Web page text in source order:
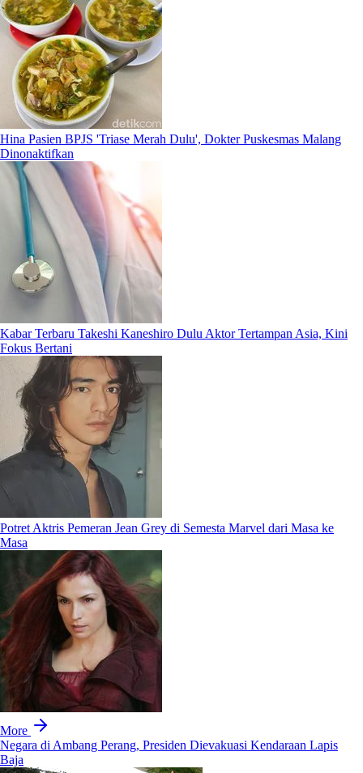
Hina Pasien BPJS 'Triase Merah Dulu', Dokter Puskesmas Malang
Dinonaktifkan
Kabar Terbaru Takeshi Kaneshiro Dulu Aktor Tertampan Asia, Kini
Fokus Bertani
Potret Aktris Pemeran Jean Grey di Semesta Marvel dari Masa ke
Masa
More
Negara di Ambang Perang, Presiden Dievakuasi Kendaraan Lapis
Baja